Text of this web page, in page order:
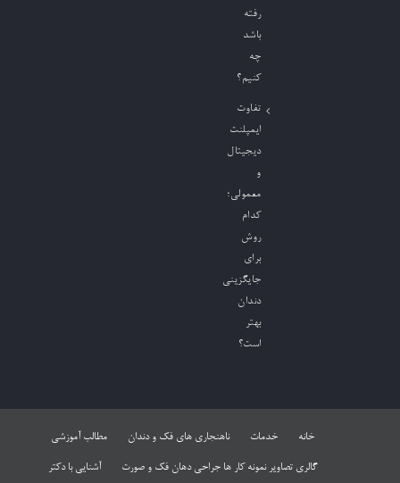
رفته
باشد
چه
کنیم؟
تفاوت
ایمپلنت
دیجیتال
و
معمولی؛
کدام
روش
برای
جایگزینی
دندان
بهتر
است؟
خانه خدمات ناهنجاری های فک و دندان مطالب آموزشی
گالری تصاویر نمونه کار ها جراحی دهان فک و صورت آشنایی با دکتر